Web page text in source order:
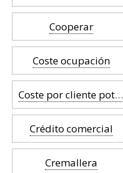
Cooperar
Coste ocupación
Coste por cliente potencial (CCP)
Crédito comercial
Cremallera